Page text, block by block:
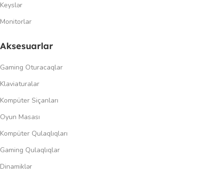
Keyslər
Monitorlar
Aksesuarlar
Gaming Oturacaqlar
Klaviaturalar
Kompüter Siçanları
Oyun Masası
Kompüter Qulaqlıqları
Gaming Qulaqlıqlar
Dinamiklər